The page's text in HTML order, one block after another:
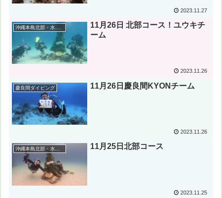
2023.11.27
11月26日 北部コース！ユウキチ
ーム
2023.11.26
慶良間ダイビング 11月26日慶良間KYONチーム
2023.11.26
11月25日北部コース
2023.11.25